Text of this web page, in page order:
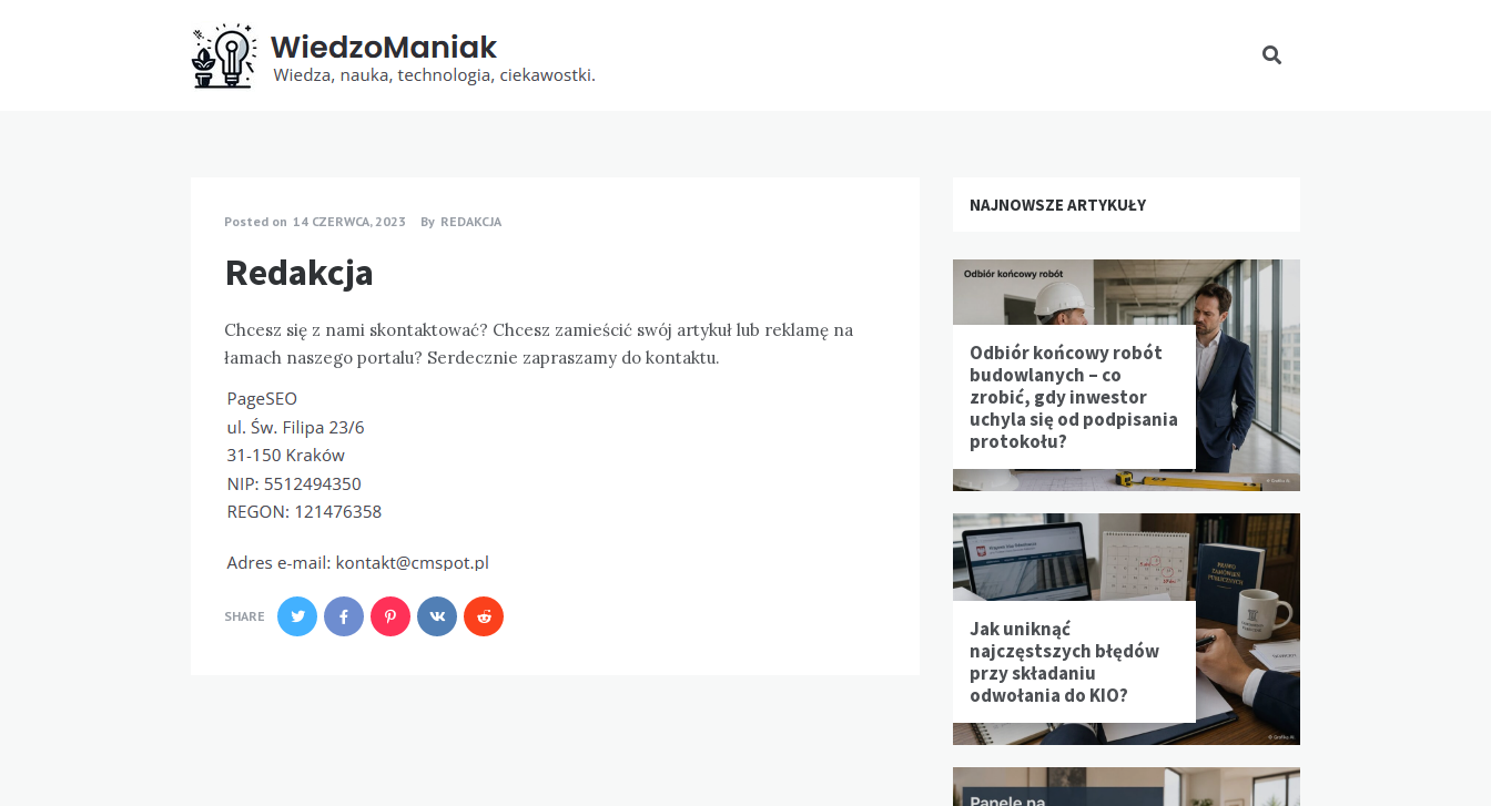
Posted on 14 CZERWCA, 2023 By REDAKCJA
Redakcja
Chcesz się z nami skontaktować? Chcesz zamieścić swój artykuł lub reklamę na
łamach naszego portalu? Serdecznie zapraszamy do kontaktu.
SHARE
NAJNOWSZE ARTYKUŁY
Odbiór końcowy robót
budowlanych – co
zrobić, gdy inwestor
uchyla się od podpisania
protokołu?
Jak uniknąć
najczęstszych błędów
przy składaniu
odwołania do KIO?